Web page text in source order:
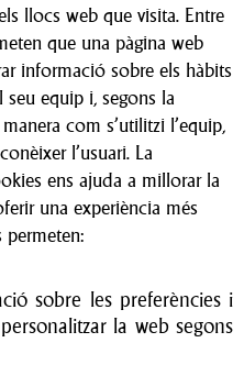
llocs web que visita. Entre
que una pàgina web
informació sobre els hàbits
equip i, segons la
com s’utilitzi l’equip,
l’usuari. La
ens ajuda a millorar la
una experiència més
permeten:
sobre les preferències i
la web segons